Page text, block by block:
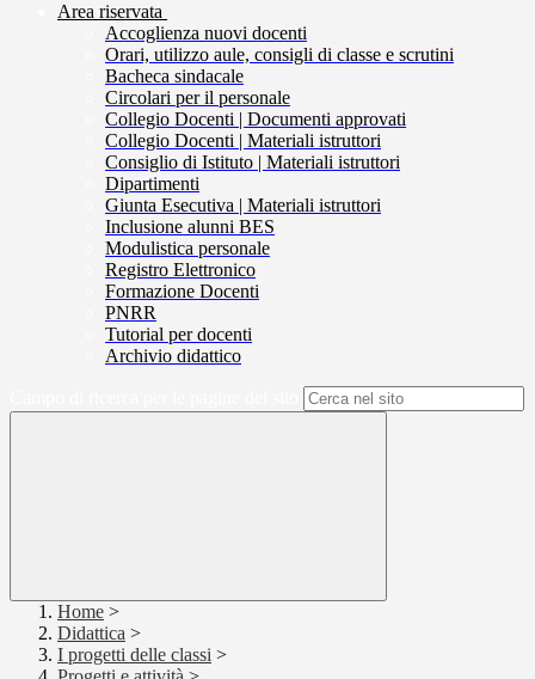
Area riservata
Accoglienza nuovi docenti
Orari, utilizzo aule, consigli di classe e scrutini
Bacheca sindacale
Circolari per il personale
Collegio Docenti | Documenti approvati
Collegio Docenti | Materiali istruttori
Consiglio di Istituto | Materiali istruttori
Dipartimenti
Giunta Esecutiva | Materiali istruttori
Inclusione alunni BES
Modulistica personale
Registro Elettronico
Formazione Docenti
PNRR
Tutorial per docenti
Archivio didattico
Home >
Didattica >
I progetti delle classi >